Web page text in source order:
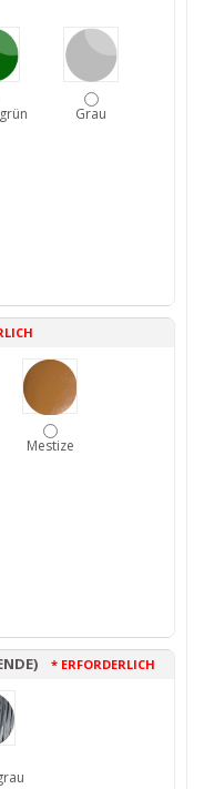
Grau
Mestize
* ERFORDERLICH